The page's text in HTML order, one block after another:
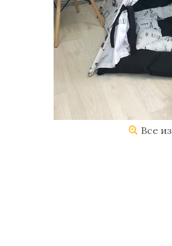
Все